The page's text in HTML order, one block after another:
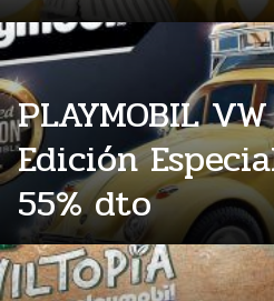
PLAYMOBIL
Edición
55% dto